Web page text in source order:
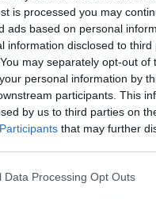
is processed you may
ads based on personal
information disclosed to
may separately opt-out of
personal information by
participants. This
by us to third parties on
that may further
Data Processing Opt Outs
Daugiau